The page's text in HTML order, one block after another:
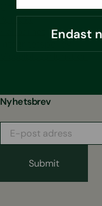
Endast
Om oss
Kontakt
Nyhetsbrev
post